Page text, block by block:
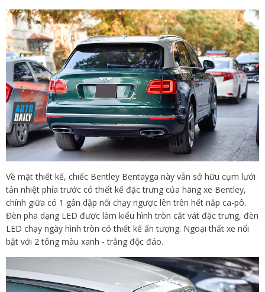
Về mặt thiết kế, chiếc Bentley Bentayga này vẫn sở hữu cụm lưới
tản nhiệt phía trước có thiết kế đặc trưng của hãng xe Bentley,
chính giữa có 1 gân dập nổi chạy ngược lên trên hết nắp ca-pô.
Đèn pha dạng LED được làm kiểu hình tròn cắt vát đặc trưng, đèn
LED chạy ngày hình tròn có thiết kế ấn tượng. Ngoại thất xe nổi
bật với 2 tông màu xanh - trắng độc đáo.